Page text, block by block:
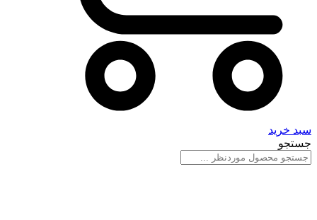
سبد خرید
جستجو